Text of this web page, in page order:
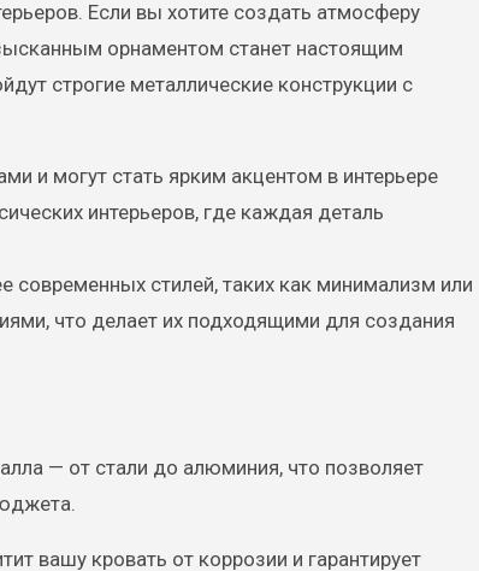
Если вы хотите создать атмосферу
орнаментом станет настоящим
строгие металлические конструкции с
и могут стать ярким акцентом в интерьере
интерьеров, где каждая деталь
современных стилей, таких как минимализм или
что делает их подходящими для создания
— от стали до алюминия, что позволяет
вашу кровать от коррозии и гарантирует